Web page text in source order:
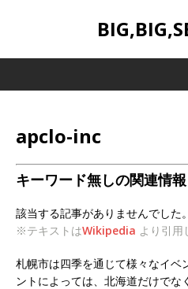
apclo-inc
キーワード無しの関連情報
該当する記事がありませんでした。
※テキストはWikipedia より引用
札幌市は四季を通じて様々なイベ
ントによっては、北海道だけでな